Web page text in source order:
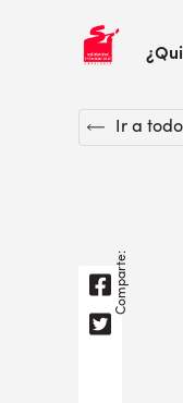
Ir a
Comparte: